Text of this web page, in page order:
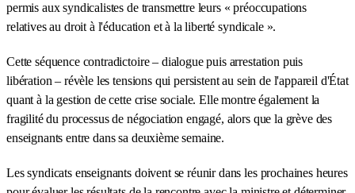
permis aux syndicalistes de transmettre leurs « préoccupations
relatives au droit à l'éducation et à la liberté syndicale ».
Cette séquence contradictoire – dialogue puis arrestation puis
libération – révèle les tensions qui persistent au sein de l'appareil d'État
quant à la gestion de cette crise sociale. Elle montre également la
fragilité du processus de négociation engagé, alors que la grève des
enseignants entre dans sa deuxième semaine.
Les syndicats enseignants doivent se réunir dans les prochaines heures